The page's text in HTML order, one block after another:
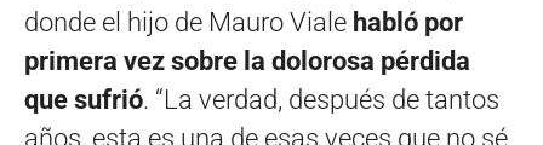
donde el hijo de Mauro Viale habló por
primera vez sobre la dolorosa pérdida
que sufrió. “La verdad, después de tantos
años, esta es una de esas veces que no sé